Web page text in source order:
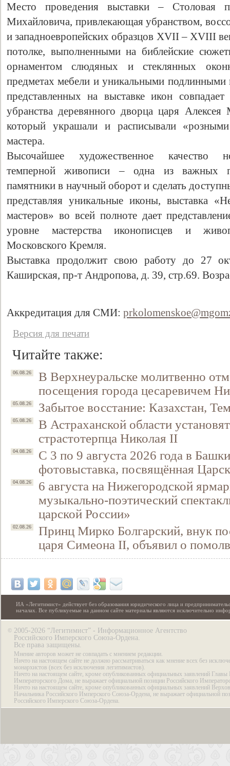
Место проведения выставки – Столовая
Михайловича, привлекающая убранством,
и западноевропейских образцов XVII – XVIII
потолке, выполненными на библейские
орнаментом слюдяных и стеклянных
предметах мебели и уникальными подлинными
представленных на выставке икон
убранства деревянного дворца царя
который украшали и расписывали
мастера.
Высочайшее художественное качество
темперной живописи – одна из важных
памятники в научный оборот и сделать
представляя уникальные иконы, выставка
мастеров» во всей полноте дает
уровне мастерства иконописцев и
Московского Кремля.
Выставка продолжит свою работу до 27
Каширская, пр-т Андропова, д. 39, стр.69.
Аккредитация для СМИ:
Версия для печати
Читайте также:
06.08.26
В Верхнеуральске молитвенно
посещения города цесаревичем
05.08.26 Забытое восстание: Казахстан,
05.08.26
В Астраханской области
страстотерпца Николая II
04.08.26
С 3 по 9 августа 2026 года в
фотовыставка, посвящённая
04.08.26
6 августа на Нижегородской
музыкально-поэтический
царской России»
02.08.26
Принц Мирко Болгарский, внук
царя Симеона II, объявил о
Свидетельство
ИА «Легитимист» действует без образования юридического лица и
началах. Все публикуемые на данном сайте материалы являются исключительно
© 2005-2026 “Легитимист” - Информационное Агентство
Российского Имперского Союза-Ордена.
Все права защищены.
Мнение авторов может не совпадать с мнением редакции.
Ничто на настоящем сайте не должно рассматриваться как мнение всех без
монархистов (всех без исключения легитимистов).
Ничто на настоящем сайте, кроме опубликованных официальных заявлений Главы
Императорского Дома, не выражает официальной позиции Российского
Ничто на настоящем сайте, кроме опубликованных официальных заявлений
Начальника Российского Имперского Союза-Ордена, не выражает официальной
Российского Имперского Союза-Ордена.